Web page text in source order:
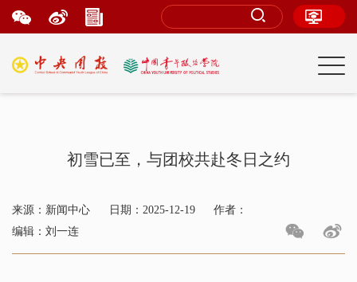
初雪已至，与团校共赴冬日之约
来源：新闻中心 日期：2025-12-19
作者：
编辑：刘一连